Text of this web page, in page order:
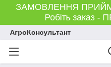
ЗАМОВЛЕННЯ
Робіть заказ
АгроКонсультант